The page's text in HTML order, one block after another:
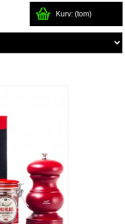
Kurv: (tom)